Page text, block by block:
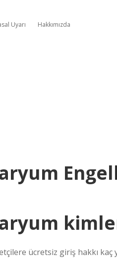
Uyarı Hakkımızda
ücretsiz giriş hakkı kaç